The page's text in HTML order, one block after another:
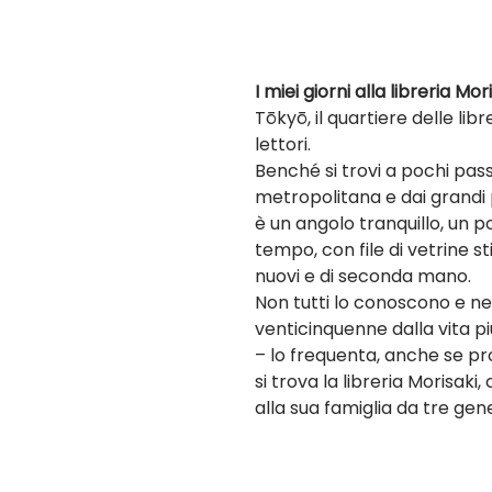
I miei giorni alla libreria
Tōkyō, il quartiere delle
lettori.
Benché si trovi a pochi
metropolitana e dai
è un angolo tranquillo, un
tempo, con file di vetrine
nuovi e di seconda mano.
Non tutti lo conoscono e
venticinquenne dalla vita
– lo frequenta, anche se
si trova la libreria
alla sua famiglia da tre